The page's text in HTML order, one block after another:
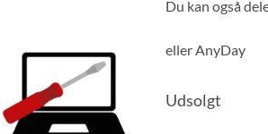
Du kan også
ellerAnyDay
Udsolgt